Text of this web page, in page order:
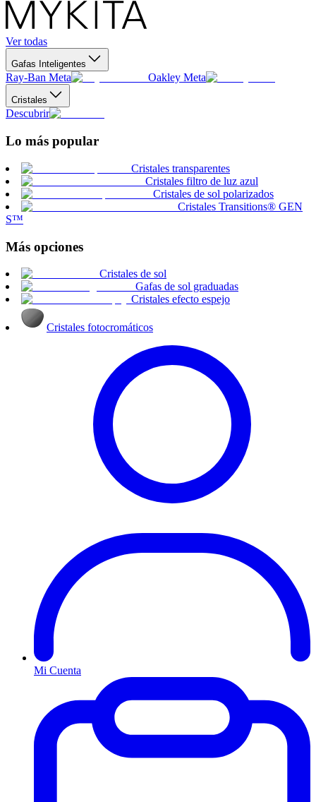
Ver todas
Gafas Inteligentes
Ray-Ban Meta Oakley Meta
Cristales
Descubrir
Lo más popular
Cristales transparentes
Cristales filtro de luz azul
Cristales de sol polarizados
Cristales Transitions® GEN
S™
Más opciones
Cristales de sol
Gafas de sol graduadas
Cristales efecto espejo
Cristales fotocromáticos
Mi Cuenta